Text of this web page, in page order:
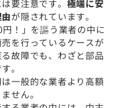
要注意です。 極端に安
が隠されています。
！」を謳う業者の中に
を行っているケースが
故障でも、わざと部品
。
一般的な業者より高額
せん。